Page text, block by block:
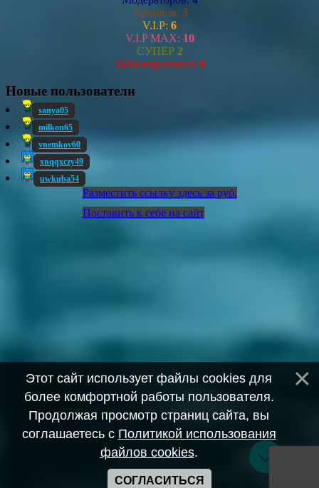
Админов: 3
V.I.P: 6
V.I.P MAX: 10
СУПЕР 2
Заблокированых 0
Новые пользователи
sanya05
milkon65
vnemkov60
xnqqxczy49
uwkuba54
Разместить ссылку здесь за руб.
Поставить к себе на сайт
Этот сайт использует файлы cookies для
более комфортной работы пользователя.
Продолжая просмотр страниц сайта, вы
соглашаетесь с Политикой использования
файлов cookies.
СОГЛАСИТЬСЯ